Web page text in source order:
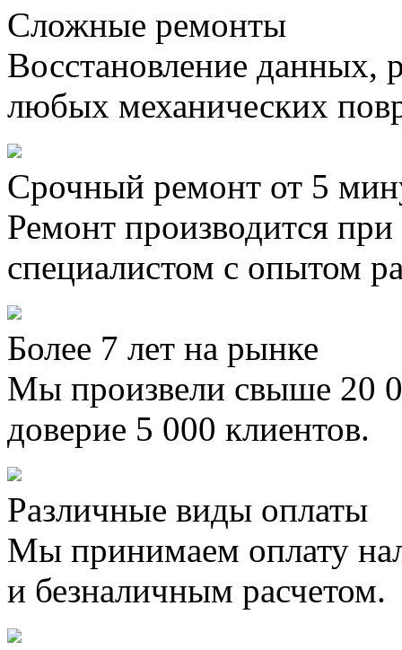
Сложные ремонты
Восстановление данных,
любых механических
Срочный ремонт от 5
Ремонт производится
специалистом с опытом
Более 7 лет на рынке
Мы произвели свыше 20
доверие 5 000 клиентов.
Различные виды оплаты
Мы принимаем оплату
и безналичным расчетом.